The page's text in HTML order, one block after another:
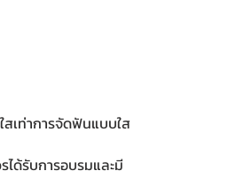
เท่าการจัดฟันแบบใส
ด้รับการอบรมและมี